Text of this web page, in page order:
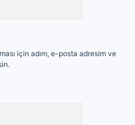
için adım, e-posta adresim ve